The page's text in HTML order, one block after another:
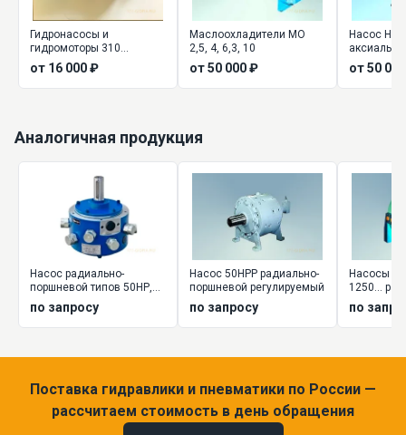
Гидронасосы и
гидромоторы 310
нерегулируемые
от 16 000 ₽
Маслоохладители МО
2,5, 4, 6,3, 10
от 50 000 ₽
Насос
от 50
Аналогичная продукция
Насос радиально-
поршневой типов 50НР,
по запросу
Насос 50НРР радиально-
поршневой регулируемый
по запросу
Насосы
1250...
по
Поставка гидравлики и пневматики по России —
рассчитаем стоимость в день обращения